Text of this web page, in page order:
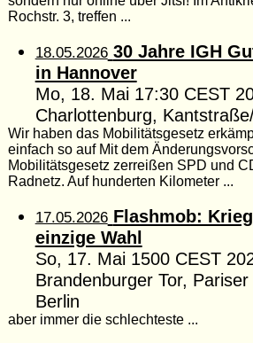
Rochstr. 3, treffen ...
18.05.2026 30 Jahre IGH
in Hannover
Mo, 18. Mai 17:30 CEST
Charlottenburg,
Wir haben das Mobilitätsgesetz
einfach so auf Mit dem
Mobilitätsgesetz zerreißen SPD und
Radnetz. Auf hunderten Kilometer ...
17.05.2026 Flashmob:
einzige Wahl
So, 17. Mai 1500 CEST
Brandenburger Tor,
Berlin
aber immer die schlechteste ...